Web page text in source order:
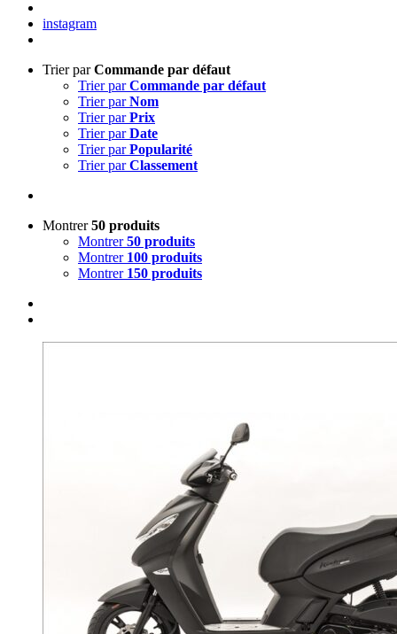
instagram
Trier parCommande par défaut
Trier parCommande par défaut
Trier parNom
Trier parPrix
Trier parDate
Trier parPopularité
Trier parClassement
Montrer50 produits
Montrer50 produits
Montrer 100 produits
Montrer 150 produits